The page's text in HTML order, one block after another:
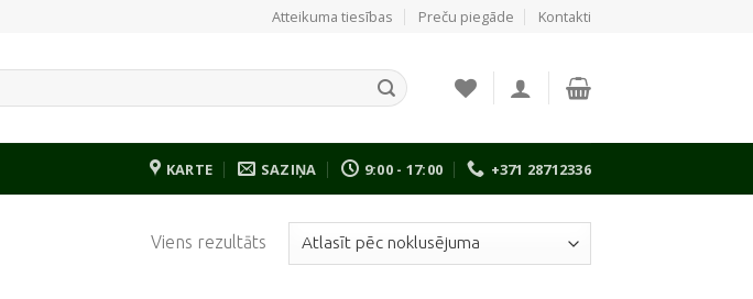
Atteikuma tiesības Preču piegāde Kontakti
KARTE SAZIŅA 9:00 - 17:00 +371 28712336
Viens rezultāts